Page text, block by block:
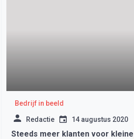
Bedrijf in beeld
Redactie 14 augustus 2020
Steeds meer klanten voor kleine